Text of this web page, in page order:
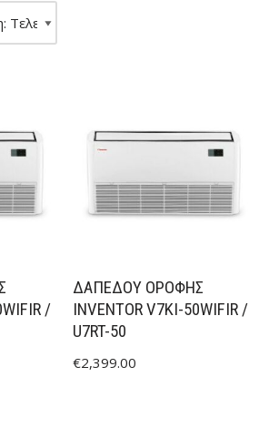
/
ΔΑΠΕΔΟΥ ΟΡΟΦΗΣ
INVENTOR V7KI-50WIFIR /
U7RT-50
€2,399.00